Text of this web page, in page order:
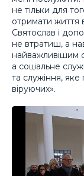
не тільки для
отримати життя
Святослав і
не втратиш, а
найважливішим
а соціальне
та служіння,
віруючих».